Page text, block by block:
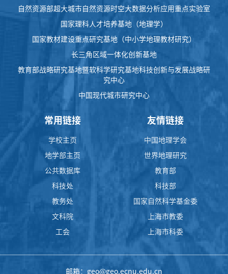
自然资源部超大城市自然资源时空大数据分析应用重点实验室
国家理科人才培养基地（地理学）
国家教材建设重点研究基地（中小学地理教材研究）
长三角区域一体化创新基地
教育部战略研究基地暨软科学研究基地科技创新与发展战略研
究中心
中国现代城市研究中心
常用链接
学校主页
地学部主页
公共数据库
科技处
教务处
文科院
工会
友情链接
中国地理学会
世界地理研究
教育部
科技部
国家自然科学基金委
上海市教委
上海市科委
邮箱：geo@geo.ecnu.edu.cn